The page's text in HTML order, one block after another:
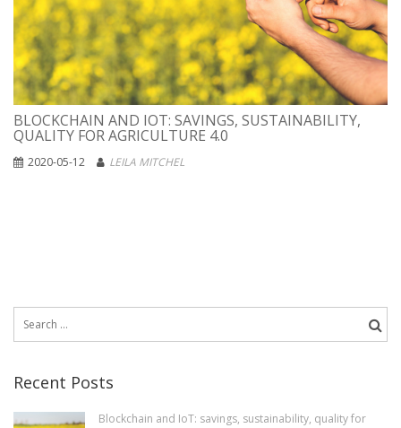
BLOCKCHAIN AND IOT: SAVINGS, SUSTAINABILITY,
QUALITY FOR AGRICULTURE 4.0
2020-05-12 LEILA MITCHEL
Recent Posts
Blockchain and IoT: savings, sustainability, quality for